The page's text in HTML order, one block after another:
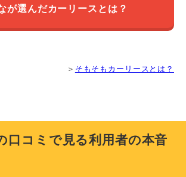
が選んだカーリースとは？
＞ そもそもカーリースとは？
口コミで見る利用者の本音